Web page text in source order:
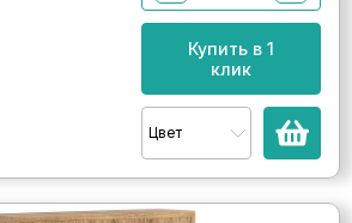
Купить в 1
клик
Цвет